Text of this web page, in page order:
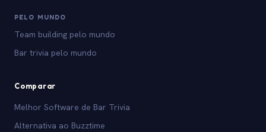
PELO MUNDO
Team building pelo mundo
Bar trivia pelo mundo
Comparar
Melhor Software de Bar Trivia
Alternativa ao Buzztime